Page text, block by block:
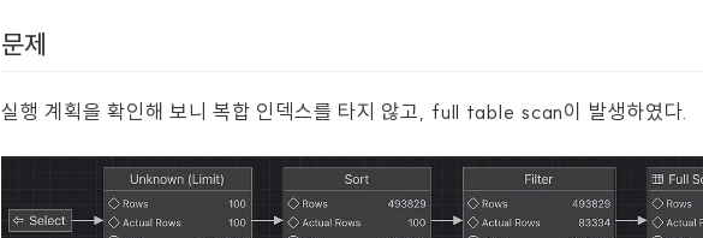
문제
실행 계획을 확인해 보니 복합 인덱스를 타지 않고, full table scan이 발생하였다.